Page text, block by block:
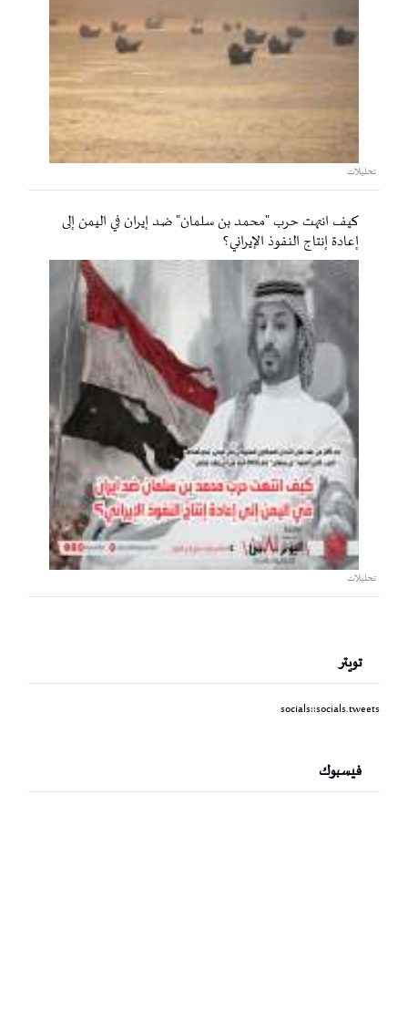
تحليلات
كيف انتهت حرب "محمد بن سلمان" ضد إيران في اليمن إلى
إعادة إنتاج النفوذ الإيراني؟
تحليلات
تويتر
socials::socials.tweets
فيسبوك